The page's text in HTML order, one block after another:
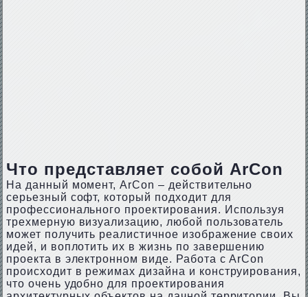
Что представляет собой ArCon
На данный момент, ArCon – действительно
серьезный софт, который подходит для
профессионального проектирования. Используя
трехмерную визуализацию, любой пользователь
может получить реалистичное изображение своих
идей, и воплотить их в жизнь по завершению
проекта в электронном виде. Работа с ArCon
происходит в режимах дизайна и конструирования,
что очень удобно для проектирования